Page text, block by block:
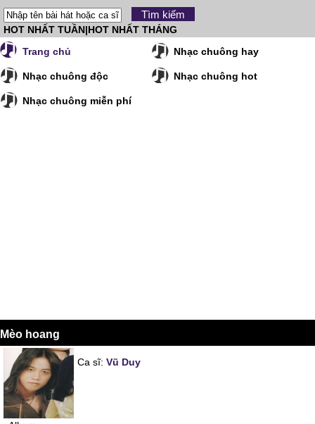
HOT NHẤT TUẦN|HOT NHẤT THÁNG
Trang chủ
Nhạc chuông hay
Nhạc chuông độc Nhạc chuông hot
Nhạc chuông miễn phí
Mèo hoang
Ca sĩ: Vũ Duy